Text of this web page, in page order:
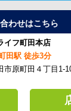
わせはこちら
イフ町田本店
田駅 徒歩3分
市原町田４丁目1-